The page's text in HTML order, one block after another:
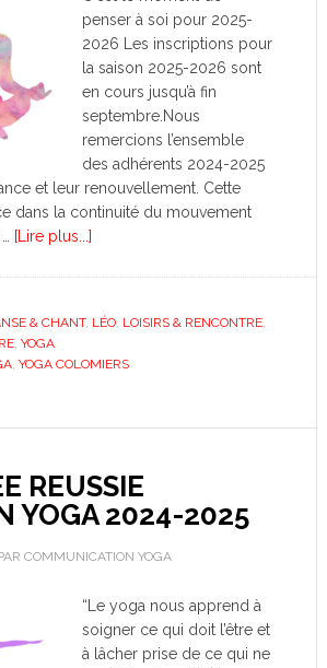
penser à soi pour 2025-
2026 Les inscriptions pour
la saison 2025-2026 sont
en cours jusqu’à fin
septembre.Nous
remercions l’ensemble
des adhérents 2024-2025
et leur renouvellement. Cette
dans la continuité du mouvement
[Lire plus...]
& CHANT, LÉO, LOISIRS & RENCONTRE,
, YOGA
, YOGA COLOMIERS
REUSSIE
YOGA 2024-2025
COMMUNICATION YOGA
“Le yoga nous apprend à
soigner ce qui doit l’être et
à lâcher prise de ce qui ne